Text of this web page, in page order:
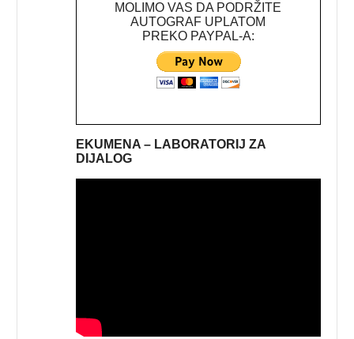
MOLIMO VAS DA PODRŽITE
AUTOGRAF UPLATOM
PREKO PAYPAL-A:
EKUMENA – LABORATORIJ ZA
DIJALOG